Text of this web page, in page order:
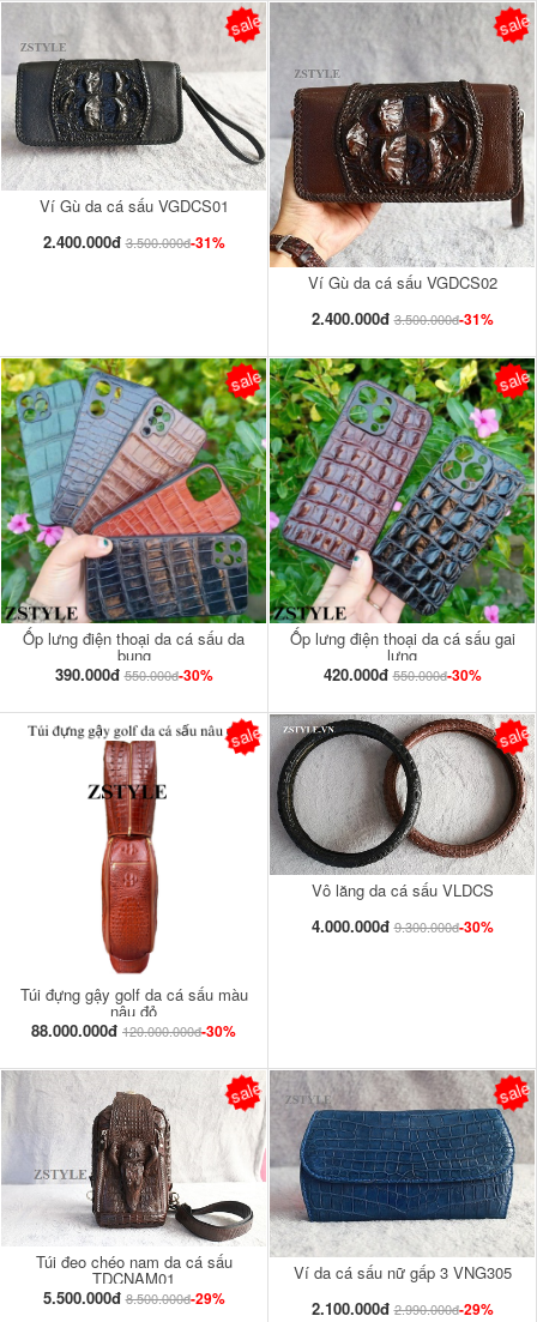
Ví Gù da cá sấu VGDCS01
2.400.000đ 3.500.000đ-31%
sale
Ví Gù da cá sấu VGDCS02
2.400.000đ 3.500.000đ-31%
sale
Ốp lưng điện thoại da cá sấu da
bụng
390.000đ 550.000đ-30%
sale
Ốp lưng điện thoại da cá sấu gai
lưng
420.000đ 550.000đ-30%
sale
Túi đựng gậy golf da cá sấu màu
nâu đỏ
88.000.000đ 120.000.000đ-30%
sale
Vô lăng da cá sấu VLDCS
4.000.000đ 9.300.000đ-30%
sale
Túi đeo chéo nam da cá sấu
TDCNAM01
5.500.000đ 8.500.000đ-29%
sale
Ví da cá sấu nữ gấp 3 VNG305
2.100.000đ 2.990.000đ-29%
sale